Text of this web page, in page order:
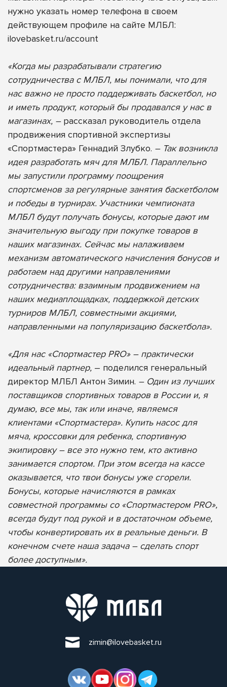
нужно указать номер телефона в своем
действующем профиле на сайте МЛБЛ:
ilovebasket.ru/account
«Когда мы разрабатывали стратегию
сотрудничества с МЛБЛ, мы понимали, что для
нас важно не просто поддерживать баскетбол, но
и иметь продукт, который бы продавался у нас в
магазинах, – рассказал руководитель отдела
продвижения спортивной экспертизы
«Спортмастера» Геннадий Злубко. – Так возникла
идея разработать мяч для МЛБЛ. Параллельно
мы запустили программу поощрения
спортсменов за регулярные занятия баскетболом
и победы в турнирах. Участники чемпионата
МЛБЛ будут получать бонусы, которые дают им
значительную выгоду при покупке товаров в
наших магазинах. Сейчас мы налаживаем
механизм автоматического начисления бонусов и
работаем над другими направлениями
сотрудничества: взаимным продвижением на
наших медиаплощадках, поддержкой детских
турниров МЛБЛ, совместными акциями,
направленными на популяризацию баскетбола».
«Для нас «Спортмастер PRO» – практически
идеальный партнер, – поделился генеральный
директор МЛБЛ Антон Зимин. – Один из лучших
поставщиков спортивных товаров в России и, я
думаю, все мы, так или иначе, являемся
клиентами «Спортмастера». Купить насос для
мяча, кроссовки для ребенка, спортивную
экипировку – все это нужно тем, кто активно
занимается спортом. При этом всегда на кассе
оказывается, что твои бонусы уже сгорели.
Бонусы, которые начисляются в рамках
совместной программы со «Спортмастером PRO»,
всегда будут под рукой и в достаточном объеме,
чтобы конвертировать их в реальные деньги. В
конечном счете наша задача – сделать спорт
более доступным».
zimin@ilovebasket.ru